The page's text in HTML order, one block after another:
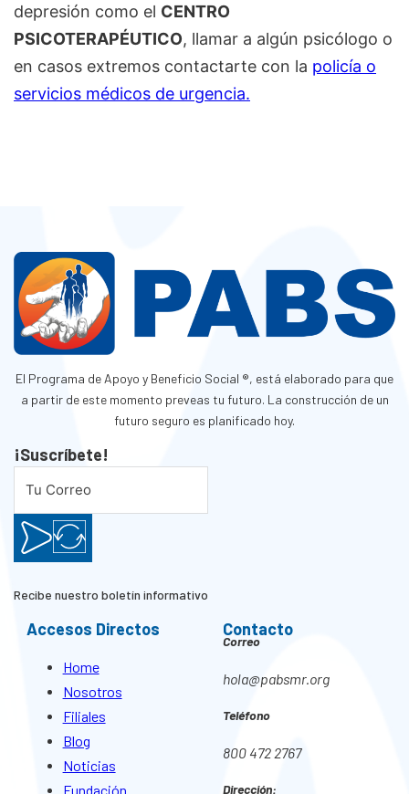
depresión como el CENTRO
PSICOTERAPÉUTICO, llamar a algún psicólogo o
en casos extremos contactarte con la policía o
servicios médicos de urgencia.
El Programa de Apoyo y Beneficio Social ®, está elaborado para que
a partir de este momento preveas tu futuro. La construcción de un
futuro seguro es planificado hoy.
¡Suscríbete!
Recibe nuestro boletín informativo
Accesos Directos
Home
Nosotros
Filiales
Blog
Noticias
Fundación
Contacto
Correo
hola@pabsmr.org
Teléfono
800 472 2767
Dirección: